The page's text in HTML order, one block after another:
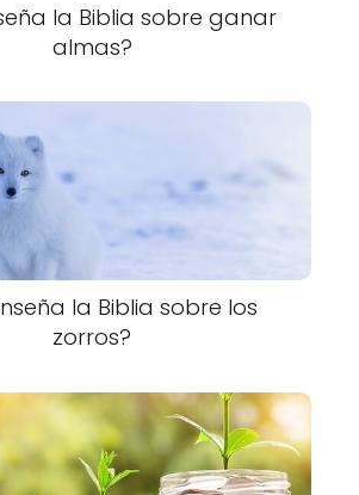
la Biblia sobre ganar
almas?
la Biblia sobre los
zorros?